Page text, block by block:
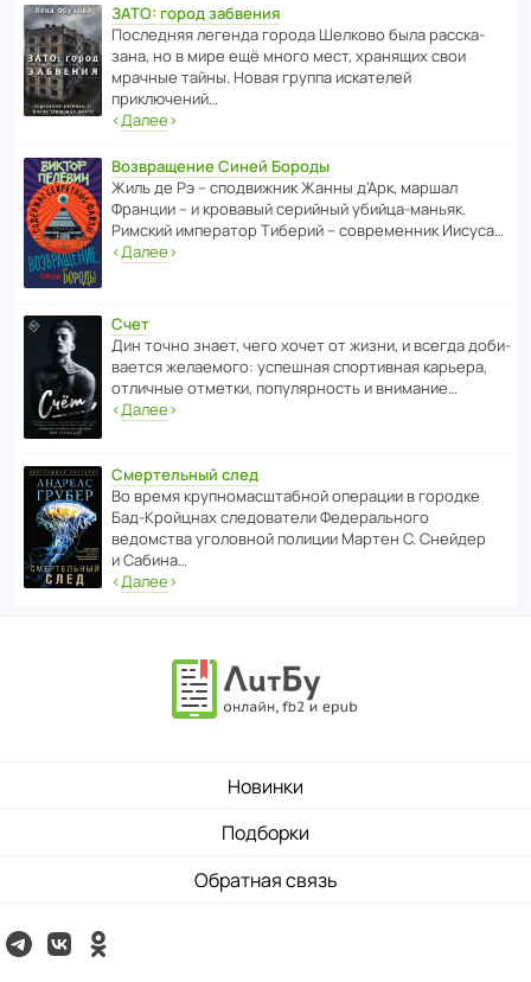
ЗАТО: город забвения
После­дняя легенда города Шелково была расска­
зана, но в мире ещё много мест, хранящих свои
мрачные тайны. Новая группа иска­телей
приключений…
‹Далее›
Возвращение Синей Бороды
Жиль де Рэ – спод­ви­жник Жанны д’Арк, маршал
Франции – и кровавый серийный убийца-маньяк.
Римский импе­ратор Тиберий – совре­менник Иисуса…
‹Далее›
Счет
Дин точно знает, чего хочет от жизни, и всегда доби­
ва­ется жела­е­мого: успе­шная спор­ти­вная карьера,
отли­чные отметки, попу­ля­р­ность и внимание…
‹Далее›
Смертельный след
Во время круп­но­мас­ш­та­бной операции в городке
Бад‑Крой­цнах следо­ва­тели Феде­раль­ного
ведомства уголо­вной полиции Мартен С. Снейдер
и Сабина…
‹Далее›
Новинки
Подборки
Обратная связь